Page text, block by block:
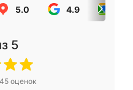
5.0 4.9
5
оценок